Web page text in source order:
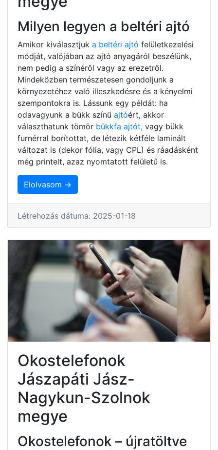
Milyen legyen a beltéri ajtó
Amikor kiválasztjuk a beltéri ajtó felületkezelési
módját, valójában az ajtó anyagáról beszélünk,
nem pedig a színéről vagy az erezetről.
Mindeközben természetesen gondoljunk a
környezetéhez való illeszkedésre és a kényelmi
szempontokra is. Lássunk egy példát: ha
odavagyunk a bükk színű ajtóért, akkor
választhatunk tömör bükkfa ajtót, vagy bükk
furnérral borítottat, de létezik kétféle laminált
változat is (dekor fólia, vagy CPL) és ráadásként
még printelt, azaz nyomtatott felületű is.
Elolvasom →
Létrehozás dátuma: 2025-01-18
Okostelefonok
Jászapáti Jász-
Nagykun-Szolnok
megye
Okostelefonok – újratöltve